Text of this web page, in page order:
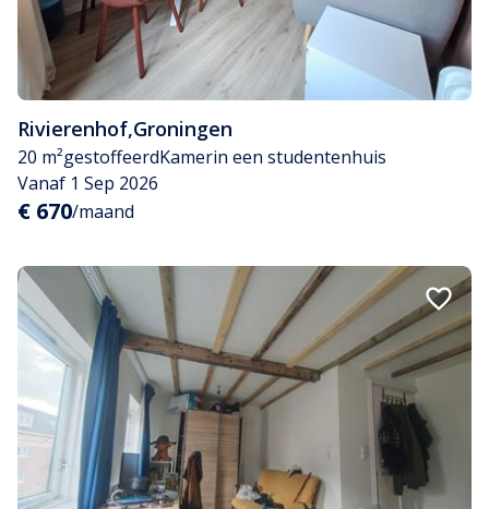
Rivierenhof,Groningen
20 m²gestoffeerdKamerin een studentenhuis
Vanaf 1 Sep 2026
€ 670/maand